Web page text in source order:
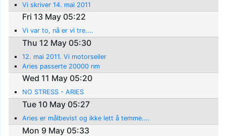
Vi skriver 14. mai 2011
Fri 13 May 05:22
Vi var to, nå er vi tre....
Thu 12 May 05:30
12. mai 2011. Vi motorseiler
Aries passerte 20000 nm
Wed 11 May 05:20
NO STRESS - ARIES
Tue 10 May 05:27
Aries er målbevist og ikke lett å temme....
Mon 9 May 05:33